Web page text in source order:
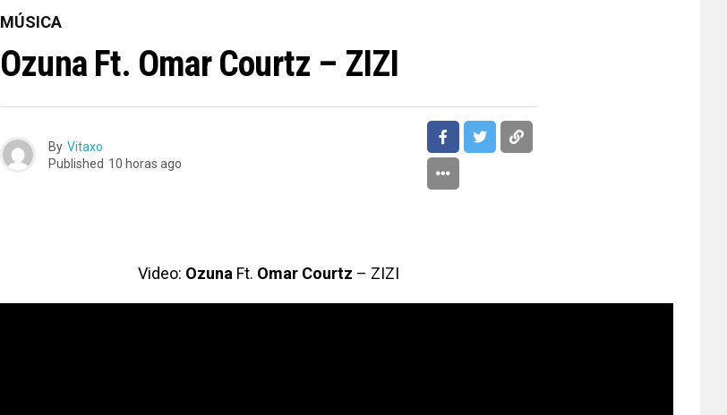
MÚSICA
Ozuna Ft. Omar Courtz – ZIZI
By Vitaxo
Published 10 horas ago
Video: Ozuna Ft. Omar Courtz – ZIZI